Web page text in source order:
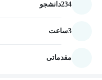
234دانشجو
3ساعت
مقدماتی